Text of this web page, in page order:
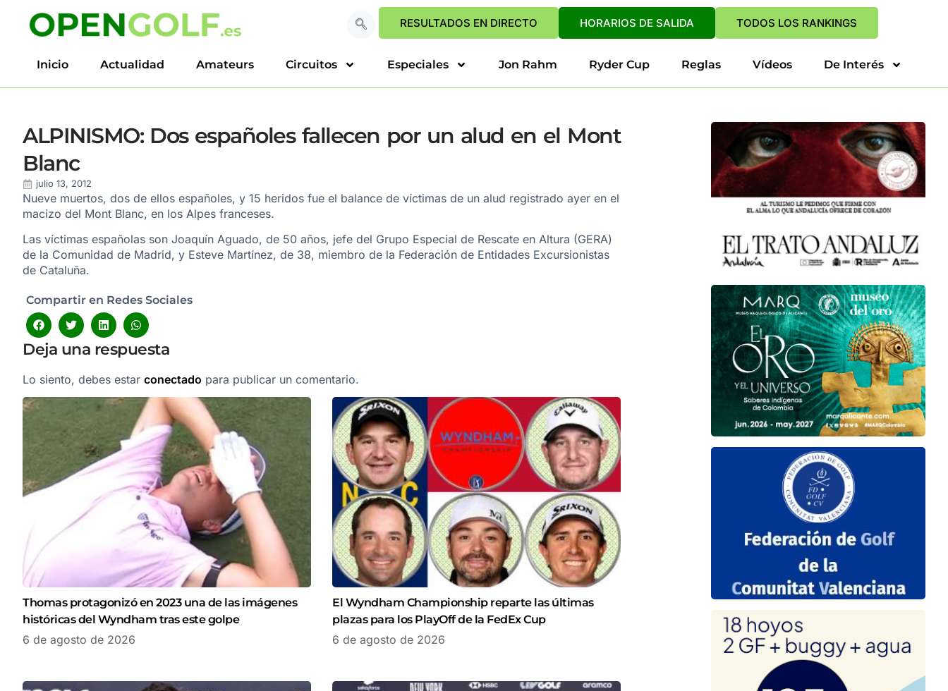
RESULTADOS EN DIRECTO HORARIOS DE SALIDA TODOS LOS RANKINGS
Inicio Actualidad Amateurs Circuitos Especiales Jon Rahm Ryder Cup Reglas Vídeos De Interés
ALPINISMO: Dos españoles fallecen por un alud en el Mont
Blanc
julio 13, 2012
Nueve muertos, dos de ellos españoles, y 15 heridos fue el balance de víctimas de un alud registrado ayer en el
macizo del Mont Blanc, en los Alpes franceses.
Las víctimas españolas son Joaquín Aguado, de 50 años, jefe del Grupo Especial de Rescate en Altura (GERA)
de la Comunidad de Madrid, y Esteve Martínez, de 38, miembro de la Federación de Entidades Excursionistas
de Cataluña.
Compartir en Redes Sociales
Deja una respuesta
Lo siento, debes estar conectado para publicar un comentario.
Thomas protagonizó en 2023 una de las imágenes
históricas del Wyndham tras este golpe
6 de agosto de 2026
El Wyndham Championship reparte las últimas
plazas para los PlayOff de la FedEx Cup
6 de agosto de 2026